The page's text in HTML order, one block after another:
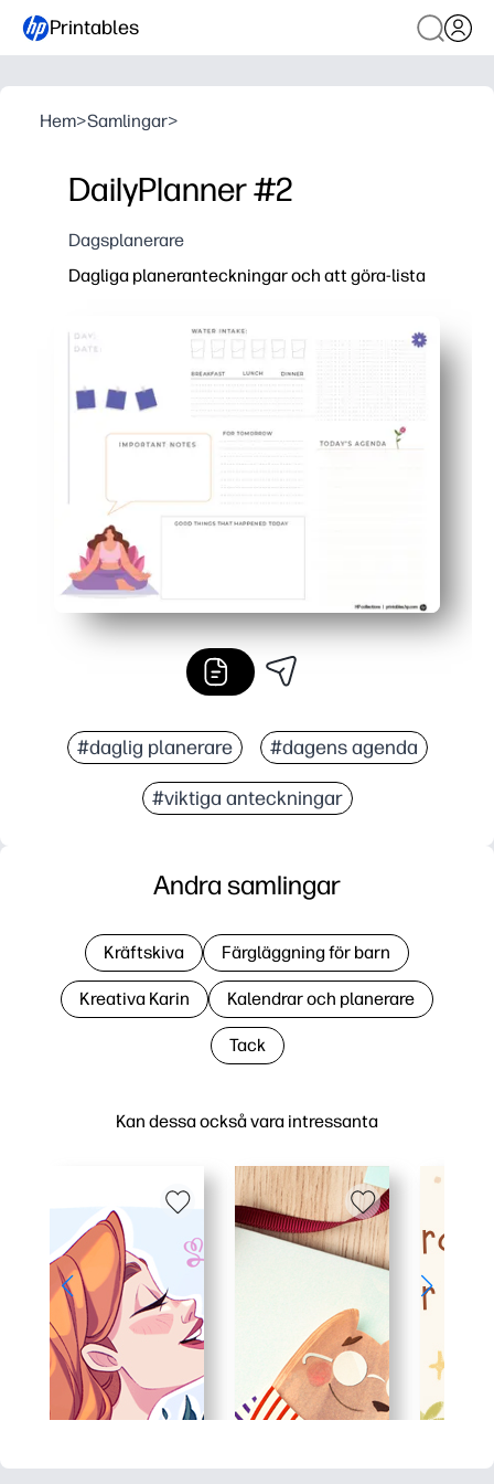
Printables
Hem>Samlingar>
DailyPlanner #2
Dagsplanerare
Dagliga planeranteckningar och att göra-lista
#daglig planerare #dagens agenda
#viktiga anteckningar
Kan dessa också vara intressanta
Andra samlingar
Kräftskiva Färgläggning för barn
Kreativa Karin Kalendrar och planerare
Tack